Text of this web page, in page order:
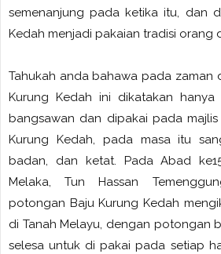
semenanjung pada ketika itu, dan
Kedah menjadi pakaian tradisi orang
Tahukah anda bahawa pada zaman
Kurung Kedah ini dikatakan
bangsawan dan dipakai pada
Kurung Kedah, pada masa itu
badan, dan ketat. Pada Abad
Melaka, Tun Hassan
potongan Baju Kurung Kedah
di Tanah Melayu, dengan potongan
selesa untuk di pakai pada setiap